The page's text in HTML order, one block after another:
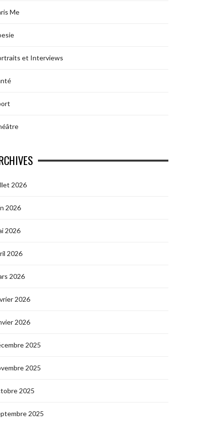
Me
et Interviews
2026
2026
2026
2026
2026
2026
2026
2025
2025
2025
2025